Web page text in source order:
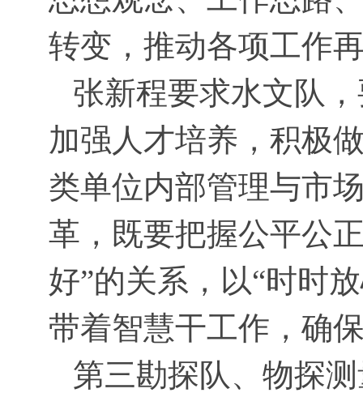
转变，推动各项工作
张新程要求水文队
加强人才培养，积极
类单位内部管理与市
革，既要把握公平公
好”的关系，以“时时
带着智慧干工作，确
第三勘探队、物探